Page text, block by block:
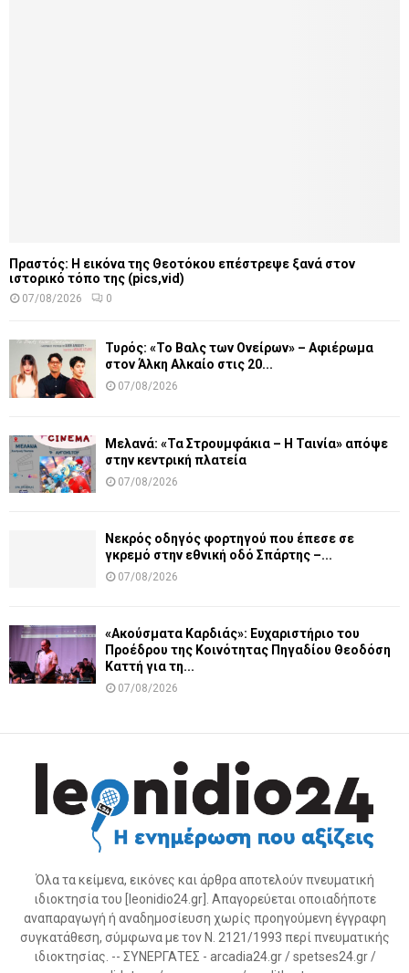
Πραστός: Η εικόνα της Θεοτόκου επέστρεψε ξανά στον
ιστορικό τόπο της (pics,vid)
07/08/2026 0
Τυρός: «Το Βαλς των Ονείρων» – Αφιέρωμα
στον Άλκη Αλκαίο στις 20...
07/08/2026
Μελανά: «Τα Στρουμφάκια – Η Ταινία» απόψε
στην κεντρική πλατεία
07/08/2026
Νεκρός οδηγός φορτηγού που έπεσε σε
γκρεμό στην εθνική οδό Σπάρτης –...
07/08/2026
«Ακούσματα Καρδιάς»: Ευχαριστήριο του
Προέδρου της Κοινότητας Πηγαδίου Θεοδόση
Καττή για τη...
07/08/2026
Όλα τα κείμενα, εικόνες και άρθρα αποτελούν πνευματική
ιδιοκτησία του [leonidio24.gr]. Απαγορεύεται οποιαδήποτε
αναπαραγωγή ή αναδημοσίευση χωρίς προηγούμενη έγγραφη
συγκατάθεση, σύμφωνα με τον Ν. 2121/1993 περί πνευματικής
ιδιοκτησίας. -- ΣΥΝΕΡΓΑΤΕΣ - arcadia24.gr / spetses24.gr /